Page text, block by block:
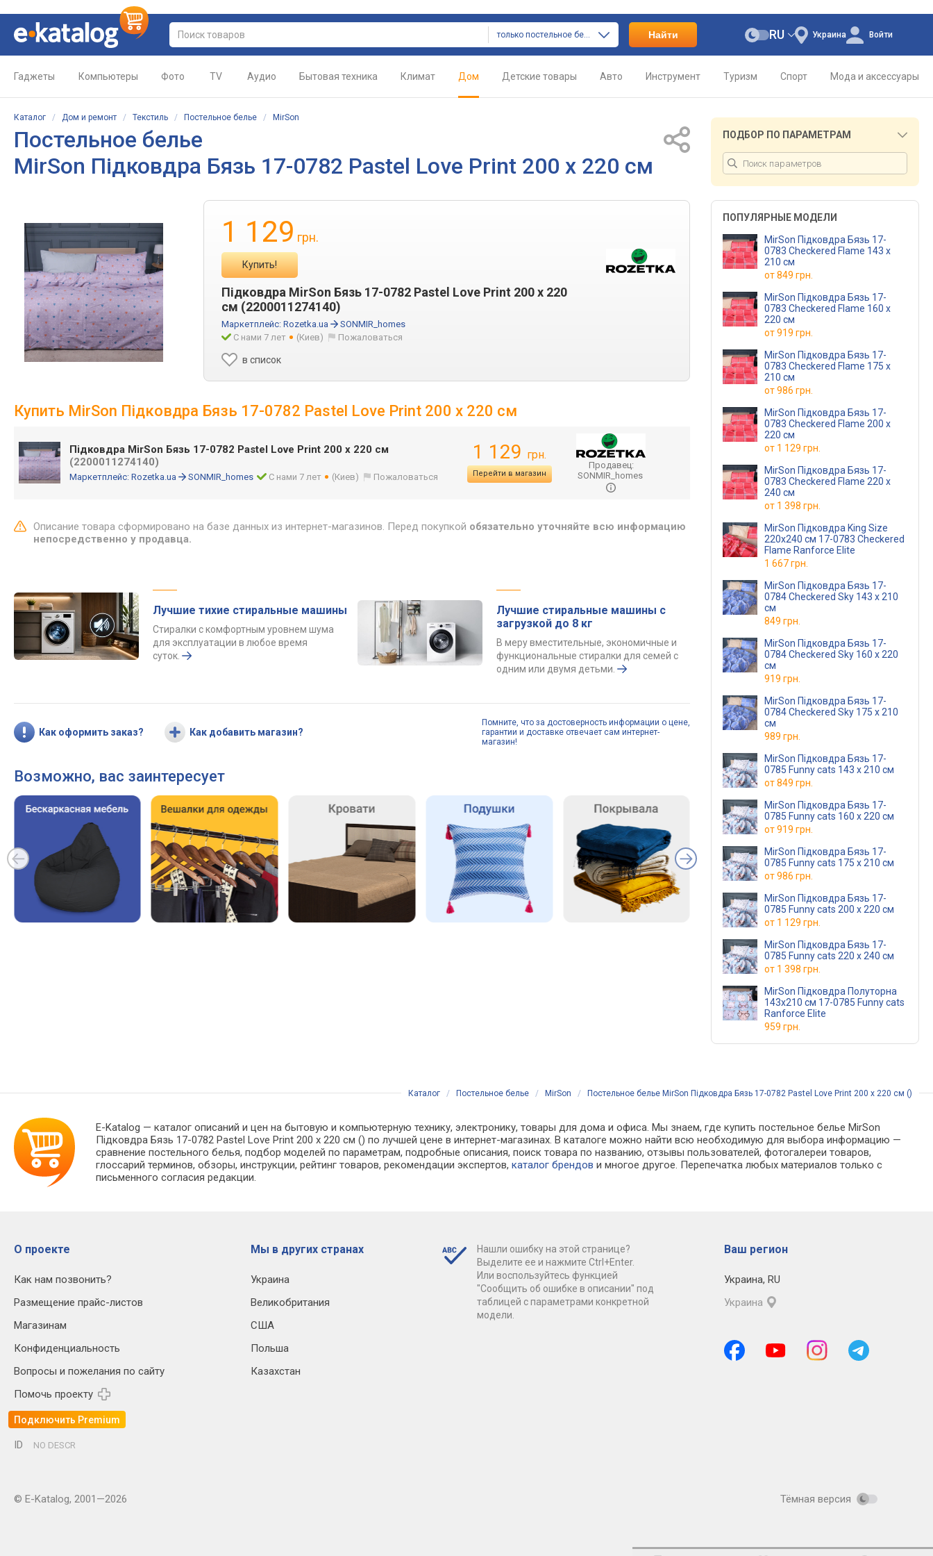
только постельное белье Найти Украина
RU Войти
Гаджеты Компьютеры Фото TV Аудио Бытовая техника Климат Дом Детские товары Авто Инструмент Туризм Спорт Мода и аксессуары
Каталог / Дом и ремонт / Текстиль / Постельное белье / MirSon
Постельное белье
MirSon Підковдра Бязь 17-0782 Pastel Love Print 200 x 220 см
1 129 грн.
Купить!
Підковдра MirSon Бязь 17-0782 Pastel Love Print 200 x 220
см (2200011274140)
Маркетплейс: Rozetka.ua
SONMIR_homes
С нами 7 лет
(Киев) Пожаловаться
в список
Купить MirSon Підковдра Бязь 17-0782 Pastel Love Print 200 x 220 см
Підковдра MirSon Бязь 17-0782 Pastel Love Print 200 x 220 см
(2200011274140)
Маркетплейс: Rozetka.ua SONMIR_homes С нами 7 лет (Киев) Пожаловаться
1 129 грн.
Перейти в магазин
Продавец:
SONMIR_homes
Описание товара сформировано на базе данных из интернет-магазинов. Перед покупкой обязательно уточняйте всю информацию
непосредственно у продавца.
Лучшие тихие стиральные машины
Стиралки с комфортным уровнем шума
для эксплуатации в любое время
суток.
Лучшие стиральные машины с
загрузкой до 8 кг
В меру вместительные, экономичные и
функциональные стиралки для семей с
одним или двумя детьми.
Как оформить заказ? Как добавить магазин?
Помните, что за достоверность информации о цене,
гарантии и доставке отвечает сам интернет-
магазин!
Возможно, вас заинтересует
ПОДБОР ПО ПАРАМЕТРАМ
ПОПУЛЯРНЫЕ МОДЕЛИ
MirSon Підковдра Бязь 17-
0783 Checkered Flame 143 x
210 см
от849 грн.
MirSon Підковдра Бязь 17-
0783 Checkered Flame 160 x
220 см
от919 грн.
MirSon Підковдра Бязь 17-
0783 Checkered Flame 175 x
210 см
от986 грн.
MirSon Підковдра Бязь 17-
0783 Checkered Flame 200 x
220 см
от 1 129 грн.
MirSon Підковдра Бязь 17-
0783 Checkered Flame 220 x
240 см
от 1 398 грн.
MirSon Підковдра King Size
220х240 см 17-0783 Checkered
Flame Ranforce Elite
1 667 грн.
MirSon Підковдра Бязь 17-
0784 Checkered Sky 143 x 210
см
849 грн.
MirSon Підковдра Бязь 17-
0784 Checkered Sky 160 x 220
см
919 грн.
MirSon Підковдра Бязь 17-
0784 Checkered Sky 175 x 210
см
989 грн.
MirSon Підковдра Бязь 17-
0785 Funny cats 143 x 210 см
от849 грн.
MirSon Підковдра Бязь 17-
0785 Funny cats 160 x 220 см
от919 грн.
MirSon Підковдра Бязь 17-
0785 Funny cats 175 x 210 см
от986 грн.
MirSon Підковдра Бязь 17-
0785 Funny cats 200 x 220 см
от 1 129 грн.
MirSon Підковдра Бязь 17-
0785 Funny cats 220 x 240 см
от 1 398 грн.
MirSon Підковдра Полуторна
143х210 см 17-0785 Funny cats
Ranforce Elite
959 грн.
Каталог / Постельное белье / MirSon / Постельное белье MirSon Підковдра Бязь 17-0782 Pastel Love Print 200 x 220 см ()
E-Katalog — каталог описаний и цен на бытовую и компьютерную технику, электронику, товары для дома и офиса. Мы знаем, где купить постельное белье MirSon
Підковдра Бязь 17-0782 Pastel Love Print 200 x 220 см () по лучшей цене в интернет-магазинах. В каталоге можно найти всю необходимую для выбора информацию —
сравнение постельного белья, подбор моделей по параметрам, подробные описания, поиск товара по названию, отзывы пользователей, фотогалереи товаров,
глоссарий терминов, обзоры, инструкции, рейтинг товаров, рекомендации экспертов,каталог брендов и многое другое. Перепечатка любых материалов только с
письменного согласия редакции.
О проекте
Как нам позвонить?
Размещение прайс-листов
Магазинам
Конфиденциальность
Вопросы и пожелания по сайту
Помочь проекту
Подключить Premium
Мы в других странах
Украина
Великобритания
США
Польша
Казахстан
Нашли ошибку на этой странице?
Выделите ее и нажмите Ctrl+Enter.
Или воспользуйтесь функцией
"Сообщить об ошибке в описании" под
таблицей с параметрами конкретной
модели.
Ваш регион
Украина, RU
Украина
ID NO DESCR
© E-Katalog, 2001—2026 Тёмная версия